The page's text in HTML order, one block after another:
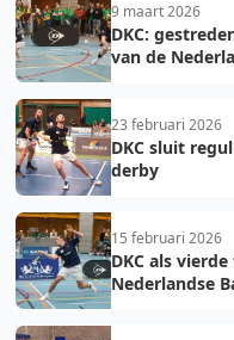
9 maart 2026
DKC:
van de
23 februari 2026
DKC sluit
derby
15 februari 2026
DKC als
Nederlandse